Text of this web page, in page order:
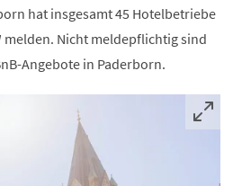
hat insgesamt 45 Hotelbetriebe
melden. Nicht meldepflichtig sind
Angebote in Paderborn.